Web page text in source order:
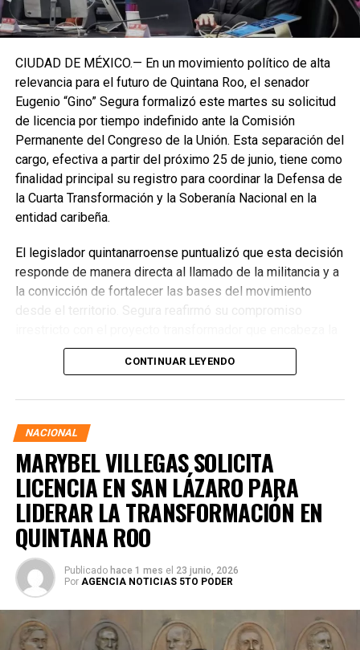
CIUDAD DE MÉXICO.— En un movimiento político de alta
relevancia para el futuro de Quintana Roo, el senador
Eugenio “Gino” Segura formalizó este martes su solicitud
de licencia por tiempo indefinido ante la Comisión
Permanente del Congreso de la Unión. Esta separación del
cargo, efectiva a partir del próximo 25 de junio, tiene como
finalidad principal su registro para coordinar la Defensa de
la Cuarta Transformación y la Soberanía Nacional en la
entidad caribeña.
El legislador quintanarroense puntualizó que esta decisión
responde de manera directa al llamado de la militancia y a
la convicción de fortalecer las bases del movimiento
desde el territorio. Segura reafirmó su compromiso
presidenta de la República, Claudia Sheinbaum Pardo,
asegurando que la consolidación del bienestar social
CONTINUAR LEYENDO
NACIONAL
MARYBEL VILLEGAS SOLICITA
LICENCIA EN SAN LÁZARO PARA
LIDERAR LA TRANSFORMACIÓN EN
QUINTANA ROO
Publicado hace 1 mes el 23 junio, 2026
Por AGENCIA NOTICIAS 5TO PODER